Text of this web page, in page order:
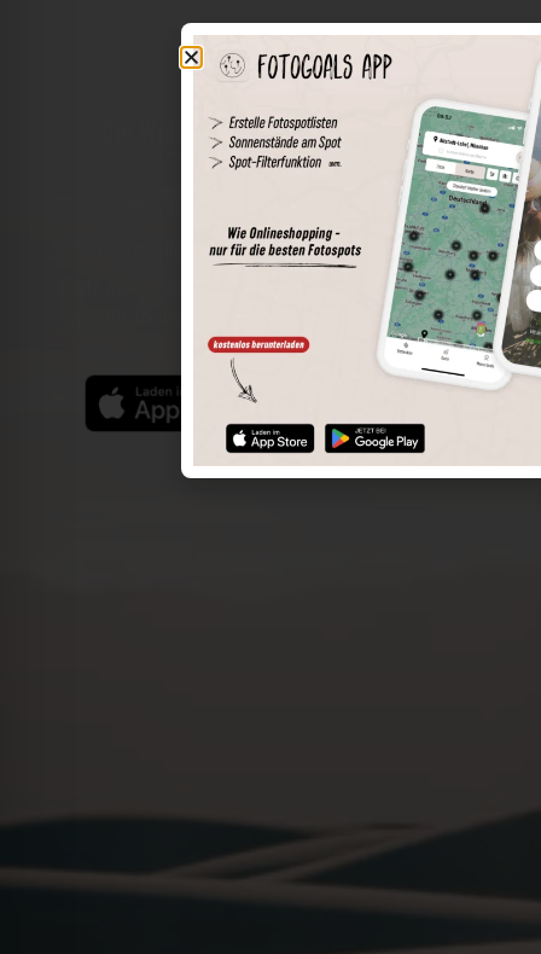
Die Welt der Orte in deiner Tasche
Spots speichern
Sonnenstände am Spot
Spotdetails
Filterfunktion
Finde die besten Fotospots noch einfacher mit unserer
App für iOS und Android und genieße einen größeren
Funktionsumfang